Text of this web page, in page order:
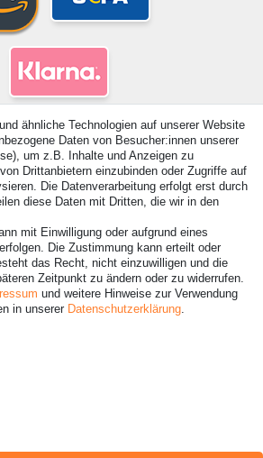
| Alle Rechte vorbehalten. - Alle Rechte
inkl. gesetzl. 19% MwSt. |
Artikeldetail | *Gilt für Lieferungen nach
ähnliche Technologien auf unserer Website
Daten von Besucher:innen unserer
um z.B. Inhalte und Anzeigen zu
Drittanbietern einzubinden oder Zugriffe auf
Die Datenverarbeitung erfolgt erst durch
diese Daten mit Dritten, die wir in den
mit Einwilligung oder aufgrund eines
Die Zustimmung kann erteilt oder
das Recht, nicht einzuwilligen und die
Zeitpunkt zu ändern oder zu widerrufen.
und weitere Hinweise zur Verwendung
in unserer Daten­schutz­erklärung.